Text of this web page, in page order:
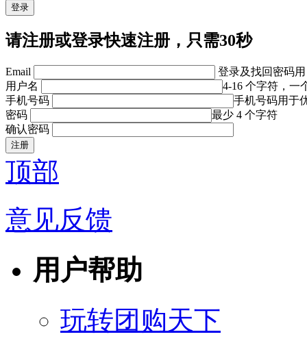
请注册或登录快速注册，只需30秒
Email
登录及找回密码
用户名
4-16 个字符，一
手机号码
手机号码用于
密码
最少 4 个字符
确认密码
顶部
意见反馈
用户帮助
玩转团购天下